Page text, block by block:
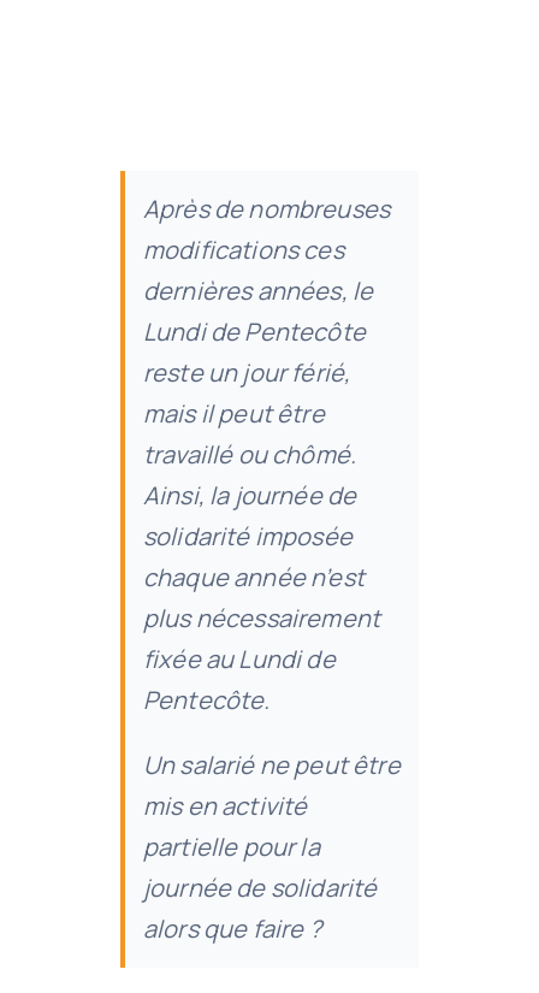
Après de nombreuses
modifications ces
dernières années, le
Lundi de Pentecôte
reste un jour férié,
mais il peut être
travaillé ou chômé.
Ainsi, la journée de
solidarité imposée
chaque année n’est
plus nécessairement
fixée au Lundi de
Pentecôte.
Un salarié ne peut être
mis en activité
partielle pour la
journée de solidarité
alors que faire ?